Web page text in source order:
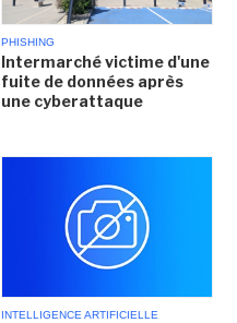
PHISHING
Intermarché victime d'une
fuite de données après
une cyberattaque
INTELLIGENCE ARTIFICIELLE